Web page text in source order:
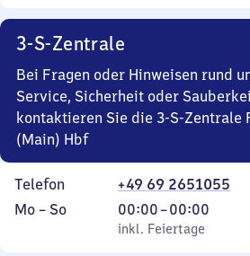
3-S-Zentrale
Bei Fragen oder Hinweisen rund
Service, Sicherheit oder
kontaktieren Sie die 3-S-Zentrale
(Main) Hbf
Telefon
+49 69 2651055
Montag
Mo – So,
inkl. Feiertage
00:00–00:00
Von
0
inkl. Feiertage